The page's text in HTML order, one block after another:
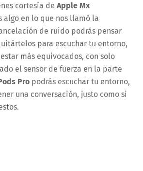
cortesía de Apple Mx
algo en lo que nos llamó la
de ruido podrás pensar
para escuchar tu entorno,
más equivocados, con solo
el sensor de fuerza en la parte
Pro podrás escuchar tu entorno,
una conversación, justo como si